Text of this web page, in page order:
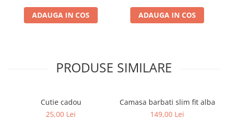
ADAUGA IN COS ADAUGA IN COS
PRODUSE SIMILARE
Cutie cadou
25,00 Lei
Camasa barbati slim fit alba
149,00 Lei